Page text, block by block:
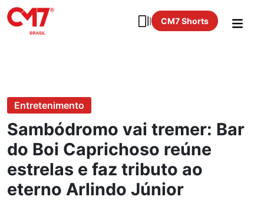
CM7 Shorts
Entretenimento
Sambódromo vai tremer: Bar
do Boi Caprichoso reúne
estrelas e faz tributo ao
eterno Arlindo Júnior